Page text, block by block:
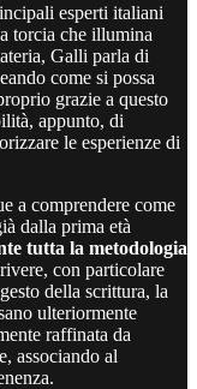
esperti italiani
torcia che illumina
Galli parla di
come si possa
grazie a questo
appunto, di
le esperienze di
a comprendere come
dalla prima età
tutta la metodologia
con particolare
della scrittura, la
ulteriormente
raffinata da
associando al